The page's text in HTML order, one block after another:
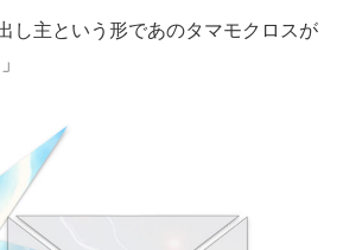
主という形であのタマモクロスが